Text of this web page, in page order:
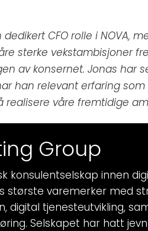
CFO rolle i NOVA,
sterke vekstambisjoner
av konsernet. Jonas har
han relevant erfaring
realisere våre fremtidige
Group
konsulentselskap innen
største varemerker med
digital tjenesteutvikling,
Selskapet har hatt